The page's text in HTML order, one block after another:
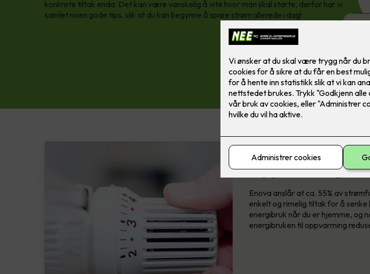
konkrete tiltak enda. Det kan være vanskelig å vite hvor man skal starte, derfor har vi
samlet noen gode tips, slik at du kan begynne å spare strøm allerede i dag!
Oppvarming
Enova anslår at ca. 55% av
enkelt og rimelig tiltak for å
energibruk når du er hjemme, og
energibruken til oppvarming